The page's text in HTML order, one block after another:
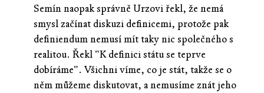
Semín naopak správně Urzovi řekl, že nemá
smysl začínat diskuzi definicemi, protože pak
definiendum nemusí mít taky nic společného s
realitou. Řekl "K definici státu se teprve
dobíráme". Všichni víme, co je stát, takže se o
něm můžeme diskutovat, a nemusíme znát jeho